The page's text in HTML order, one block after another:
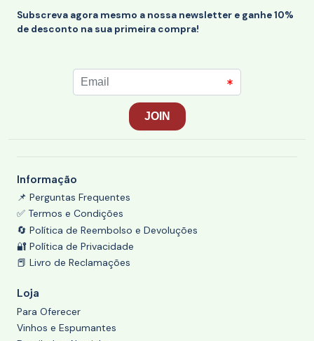
Subscreva agora mesmo a nossa newsletter e ganhe 10%
de desconto na sua primeira compra!
Informação
📌 Perguntas Frequentes
✅ Termos e Condições
🔄 Política de Reembolso e Devoluções
🔐 Política de Privacidade
📕 Livro de Reclamações
Loja
Para Oferecer
Vinhos e Espumantes